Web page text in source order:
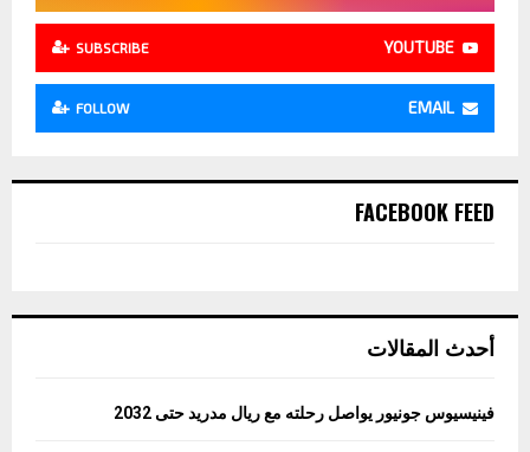
YOUTUBE
SUBSCRIBE
EMAIL
FOLLOW
FACEBOOK FEED
أحدث المقالات
فينيسيوس جونيور يواصل رحلته مع ريال مدريد حتى 2032